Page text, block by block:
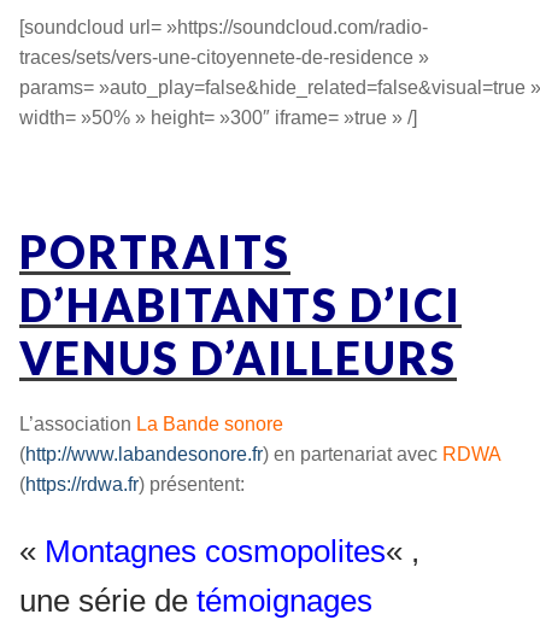
[soundcloud url= »https://soundcloud.com/radio-
traces/sets/vers-une-citoyennete-de-residence »
params= »auto_play=false&hide_related=false&visual=true »
width= »50% » height= »300″ iframe= »true » /]
PORTRAITS
D’HABITANTS D’ICI
VENUS D’AILLEURS
L’association La Bande sonore
(http://www.labandesonore.fr) en partenariat avec RDWA
(https://rdwa.fr) présentent:
« Montagnes cosmopolites« ,
une série de témoignages